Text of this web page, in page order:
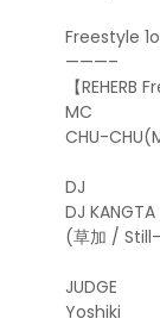
Freestyle
———–
【REHERB
MC
CHU-
DJ
DJ KANGTA
(草加 /
JUDGE
Yoshiki